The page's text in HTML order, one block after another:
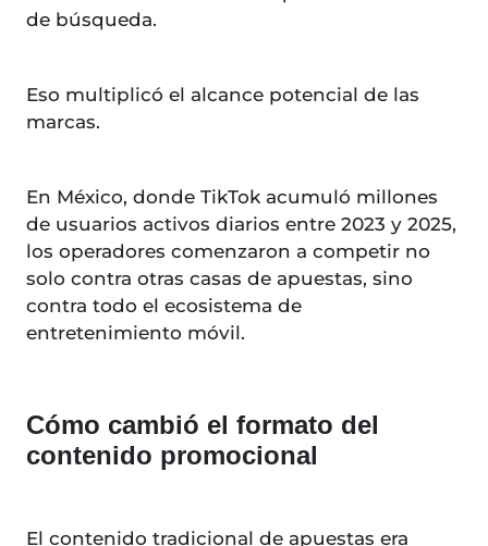
de búsqueda.
Eso multiplicó el alcance potencial de las
marcas.
En México, donde TikTok acumuló millones
de usuarios activos diarios entre 2023 y 2025,
los operadores comenzaron a competir no
solo contra otras casas de apuestas, sino
contra todo el ecosistema de
entretenimiento móvil.
Cómo cambió el formato del
contenido promocional
El contenido tradicional de apuestas era